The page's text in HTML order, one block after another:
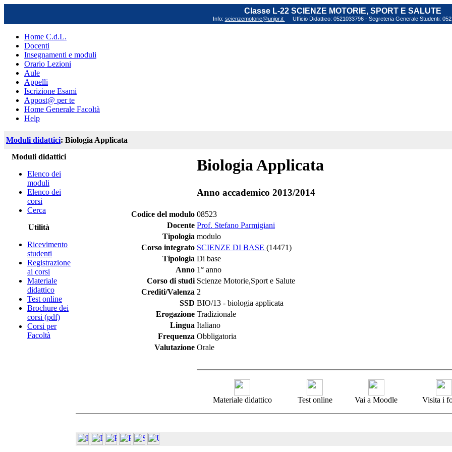
Classe L-22 SCIENZE MOTORIE, SPORT E SALUTE
Info: scienzemotorie@unipr.it Ufficio Didattico: 0521033796 - Segreteria Generale Studenti:
Home C.d.L.
Docenti
Insegnamenti e moduli
Orario Lezioni
Aule
Appelli
Iscrizione Esami
Appost@ per te
Home Generale Facoltà
Help
Moduli didattici: Biologia Applicata
Moduli didattici
Elenco dei
moduli
Elenco dei
corsi
Cerca
Utilità
Ricevimento
studenti
Registrazione
ai corsi
Materiale
didattico
Test online
Brochure dei
corsi (pdf)
Corsi per
Facoltà
Biologia Applicata
Anno accademico 2013/2014
Codice del modulo 08523
Docente Prof. Stefano Parmigiani
Tipologia modulo
Corso integrato SCIENZE DI BASE (14471)
Tipologia Di base
Anno 1° anno
Corso di studi Scienze Motorie,Sport e Salute
Crediti/Valenza 2
SSD BIO/13 - biologia applicata
Erogazione Tradizionale
Lingua Italiano
Frequenza Obbligatoria
Valutazione Orale
Materiale didattico Test online Vai a Moodle Visita i